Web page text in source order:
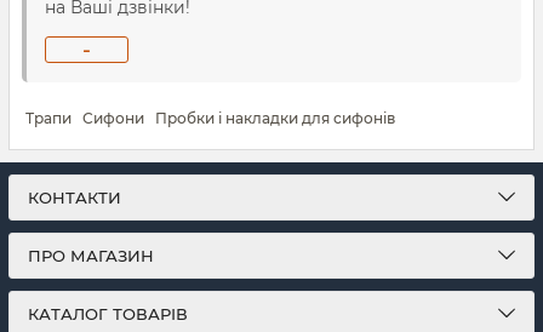
на Ваші дзвінки!
-
Трапи Сифони Пробки і накладки для сифонів
КОНТАКТИ
ПРО МАГАЗИН
КАТАЛОГ ТОВАРІВ